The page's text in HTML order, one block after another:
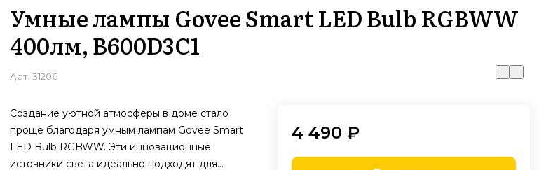
Умные лампы Govee Smart LED Bulb RGBWW
400лм, B600D3C1
Арт. 31206
Создание уютной атмосферы в доме стало
проще благодаря умным лампам Govee Smart
LED Bulb RGBWW. Эти инновационные
источники света идеально подходят для
4 490 ₽